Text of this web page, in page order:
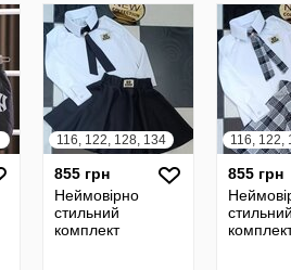
116, 122, 128, 134
855 грн
Неймовірно
стильний
комплект
116, 122,
855 грн
стильний